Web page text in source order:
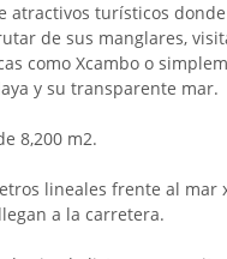
atractivos turísticos
de sus manglares,
como Xcambo o
y su transparente mar.
8,200 m2.
lineales frente al mar
a la carretera.